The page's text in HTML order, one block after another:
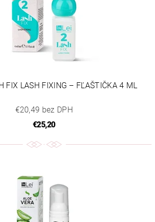
FIX LASH FIXING – FĽAŠTIČKA 4 ML
€20,49 bez DPH
€25,20